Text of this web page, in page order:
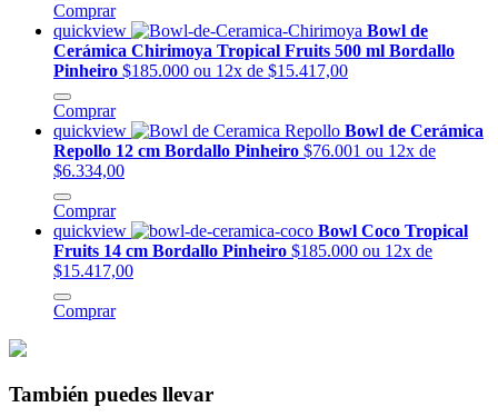
Comprar
quickview
Bowl de
Cerámica Chirimoya Tropical Fruits 500 ml Bordallo
Pinheiro $185.000 ou 12x de $15.417,00
Comprar
quickview
Bowl de Cerámica
Repollo 12 cm Bordallo Pinheiro $76.001 ou 12x de
$6.334,00
Comprar
quickview
Bowl Coco Tropical
Fruits 14 cm Bordallo Pinheiro $185.000 ou 12x de
$15.417,00
Comprar
También puedes llevar